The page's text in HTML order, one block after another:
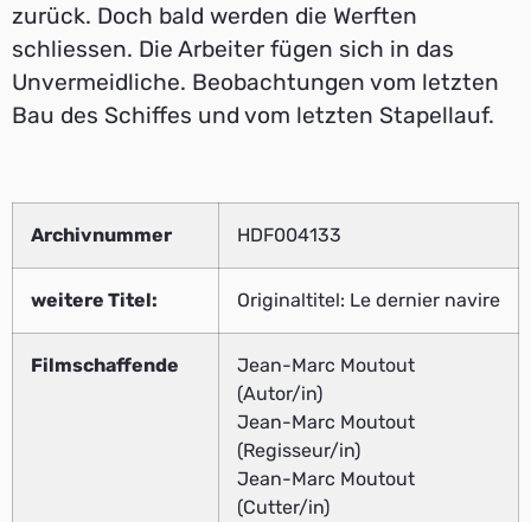
zurück. Doch bald werden die Werften
schliessen. Die Arbeiter fügen sich in das
Unvermeidliche. Beobachtungen vom letzten
Bau des Schiffes und vom letzten Stapellauf.
Archivnummer HDF004133
weitere Titel: Originaltitel: Le dernier navire
Filmschaffende
Jean-Marc Moutout
(Autor/in)
Jean-Marc Moutout
(Regisseur/in)
Jean-Marc Moutout
(Cutter/in)